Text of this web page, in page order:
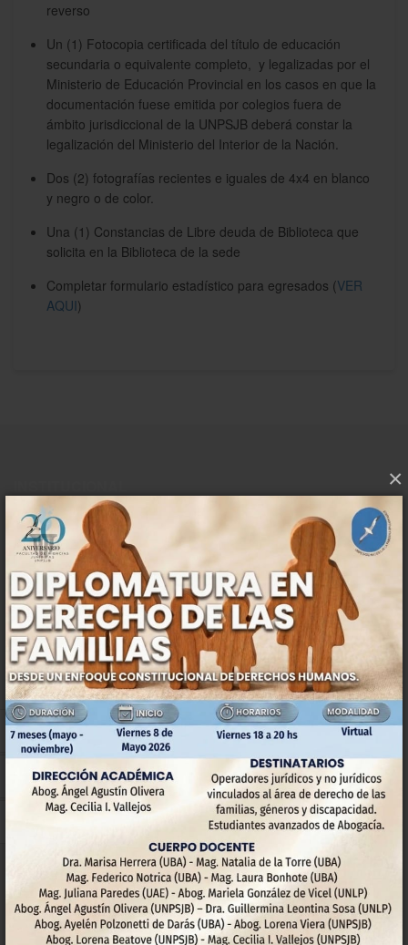
×
reverso
Un (1) Fotocopia certificada del título de educación
secundaria o equivalente completo, y legalizadas por el
Ministerio de Educación Provincial en los casos en que la
documentación fuese emitida por colegios fuera de
ámbito jurisdiccional de la UNPSJB deberá constar la
legalización del Ministerio del Interior de la Nación.
Dos (2) fotografías recientes e iguales de 4x4 en blanco
y negro o de color.
Una (1) Constancias de Libre deuda de Biblioteca que
solicita en la Biblioteca de la sede
Completar formulario estadístico para egresados (VER
AQUI)
La Facultad
Extensión
Pasantías
Autoridades
NoDocentes-Convenio
Bibliotecas
Investigación
DOCENTES
Convenio Colectivo Docentes
Concursos
Planilla de Licencias
Declaracion Jurada de Cargo